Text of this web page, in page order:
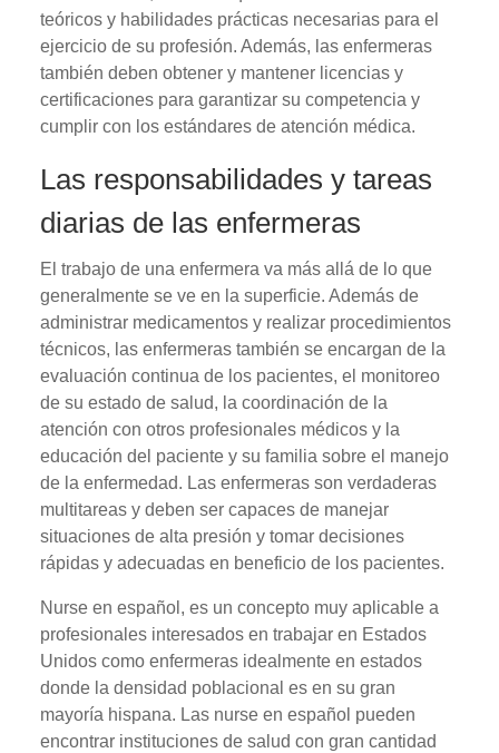
teóricos y habilidades prácticas necesarias para el
ejercicio de su profesión. Además, las enfermeras
también deben obtener y mantener licencias y
certificaciones para garantizar su competencia y
cumplir con los estándares de atención médica.
Las responsabilidades y tareas
diarias de las enfermeras
El trabajo de una enfermera va más allá de lo que
generalmente se ve en la superficie. Además de
administrar medicamentos y realizar procedimientos
técnicos, las enfermeras también se encargan de la
evaluación continua de los pacientes, el monitoreo
de su estado de salud, la coordinación de la
atención con otros profesionales médicos y la
educación del paciente y su familia sobre el manejo
de la enfermedad. Las enfermeras son verdaderas
multitareas y deben ser capaces de manejar
situaciones de alta presión y tomar decisiones
rápidas y adecuadas en beneficio de los pacientes.
Nurse en español, es un concepto muy aplicable a
profesionales interesados en trabajar en Estados
Unidos como enfermeras idealmente en estados
donde la densidad poblacional es en su gran
mayoría hispana. Las nurse en español pueden
encontrar instituciones de salud con gran cantidad